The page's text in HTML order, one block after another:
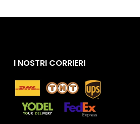
I NOSTRI CORRIERI